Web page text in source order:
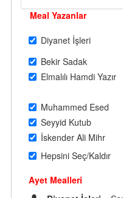
Meal Yazanlar
Diyanet İşleri
Bekir Sadak
Elmalılı Hamdi Yazır
Muhammed Esed
Seyyid Kutub
İskender Ali Mihr
Hepsini Seç/Kaldır
Ayet Mealleri